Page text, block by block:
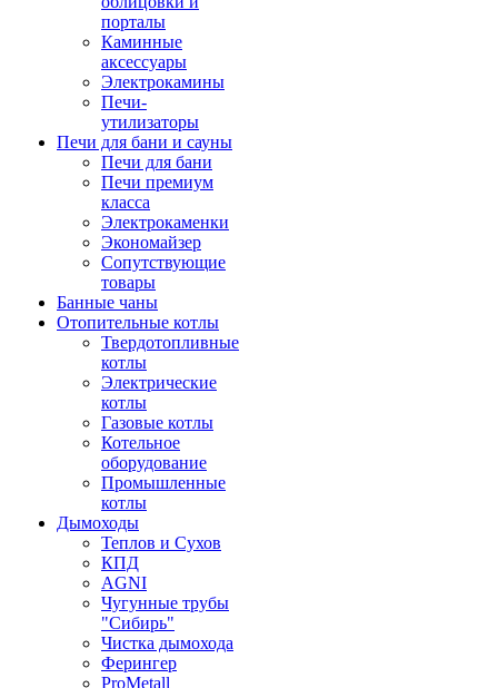
порталы
Каминные
аксессуары
Электрокамины
Печи-
утилизаторы
Печи для бани и сауны
Печи для бани
Печи премиум
класса
Электрокаменки
Экономайзер
Сопутствующие
товары
Банные чаны
Отопительные котлы
Твердотопливные
котлы
Электрические
котлы
Газовые котлы
Котельное
оборудование
Промышленные
котлы
Дымоходы
Теплов и Сухов
КПД
AGNI
Чугунные трубы
"Сибирь"
Чистка дымохода
Ферингер
ProMetall